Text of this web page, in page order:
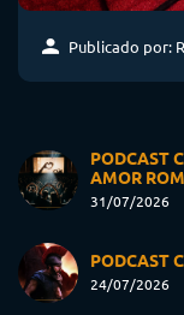
Publicado por:
PODCAST
AMOR
31/07/2026
PODCAST
24/07/2026